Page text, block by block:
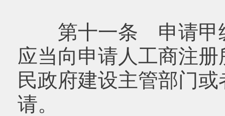
第十一条 申请甲级
应当向申请人工商注
民政府建设主管部门
请。